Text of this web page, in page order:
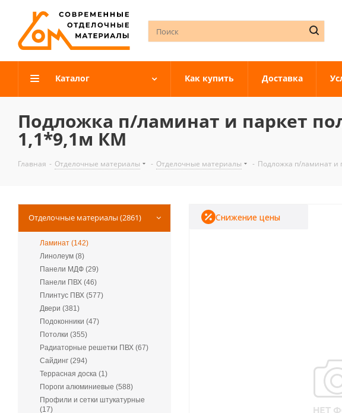
Каталог Как купить Доставка
Подложка п/ламинат и паркет
1,1*9,1м КМ
Главная - Отделочные материалы - Отделочные материалы - Подложка п/ламинат и
Снижение цены
Отделочные материалы (2861)
Ламинат (142)
Линолеум (8)
Панели МДФ (29)
Панели ПВХ (46)
Плинтус ПВХ (577)
Двери (381)
Подоконники (47)
Потолки (355)
Радиаторные решетки ПВХ (67)
Сайдинг (294)
Террасная доска (1)
Пороги алюминиевые (588)
Профили и сетки штукатурные
(17)